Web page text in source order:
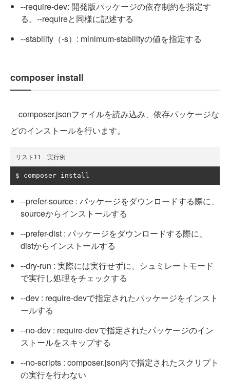
--require-dev: 開発版パッケージの依存制約を指定す
る。--requireと同様に記述する
--stability（-s）: minimum-stabilityの値を指定する
composer install
composer.jsonファイルを読み込み、依存パッケージな
どのインストールを行います。
リスト11 実行例
$ composer install
--prefer-source : パッケージをダウンロードする際に、
sourceからインストールする
--prefer-dist : パッケージをダウンロードする際に、
distからインストールする
--dry-run : 実際には実行せずに、シュミレートモード
で実行し処理をチェックする
--dev : require-devで指定されたパッケージをインスト
ールする
--no-dev : require-devで指定されたパッケージのイン
ストールをスキップする
--no-scripts : composer.json内で指定されたスクリプト
の実行を行わない